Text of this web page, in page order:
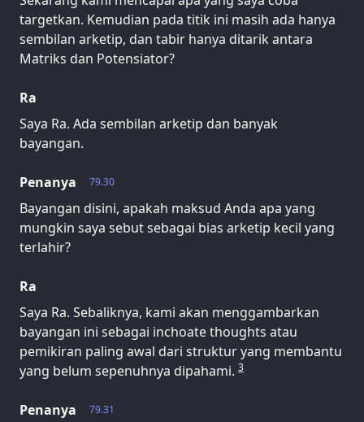
targetkan. Kemudian pada titik ini masih ada hanya
sembilan arketip, dan tabir hanya ditarik antara
Matriks dan Potensiator?
Ra
Saya Ra. Ada sembilan arketip dan banyak
bayangan.
79.30
Penanya
Bayangan disini, apakah maksud Anda apa yang
mungkin saya sebut sebagai bias arketip kecil yang
terlahir?
Ra
Saya Ra. Sebaliknya, kami akan menggambarkan
bayangan ini sebagai inchoate thoughts atau
pemikiran paling awal dari struktur yang membantu
yang belum sepenuhnya dipahami. 3
79.31
Penanya